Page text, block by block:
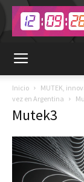
Inicio
MUTEK,
vez en Argentina
Mutek3